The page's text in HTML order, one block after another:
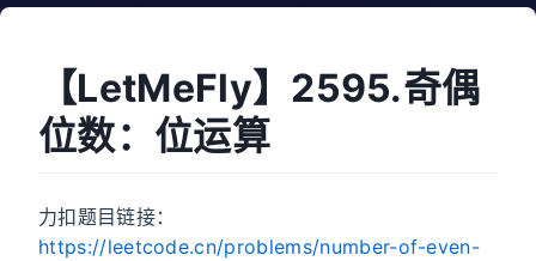
【LetMeFly】2595.奇偶
位数：位运算
力扣题目链接：
https://leetcode.cn/problems/number-of-even-